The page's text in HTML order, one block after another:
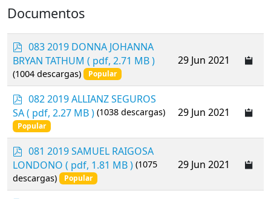
Documentos
p
d
f
083 2019 DONNA JOHANNA
BRYAN TATHUM ( pdf, 2.71 MB )
(1004 descargas) Popular
29 Jun 2021
p
d
f
082 2019 ALLIANZ SEGUROS
SA( pdf, 2.27 MB ) (1038 descargas)
Popular
29 Jun 2021
p
d
f
081 2019 SAMUEL RAIGOSA
LONDONO ( pdf, 1.81 MB ) (1075
descargas)
Popular
29 Jun 2021